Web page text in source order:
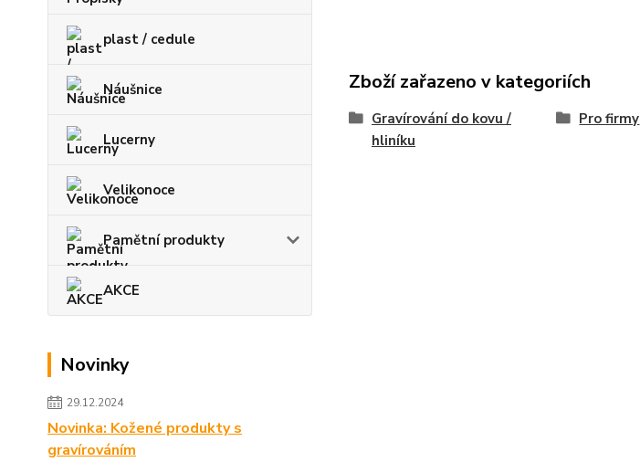
plast / cedule
Náušnice
Lucerny
Velikonoce
Pamětní produkty
AKCE
Novinky
29.12.2024
Novinka: Kožené produkty s
gravírováním
Zboží zařazeno v kategoriích
Gravírování do kovu /
hliníku
Pro firmy